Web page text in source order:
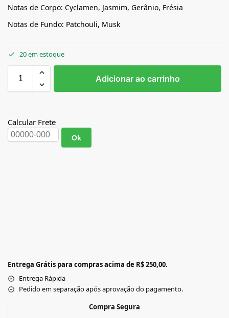
Notas de Corpo: Cyclamen, Jasmim, Gerânio, Frésia
Notas de Fundo: Patchouli, Musk
20 em estoque
Adicionar ao carrinho
Calcular Frete
Ok
Entrega Grátis para compras acima de R$ 250,00.
Entrega Rápida
Pedido em separação após aprovação do pagamento.
Compra Segura